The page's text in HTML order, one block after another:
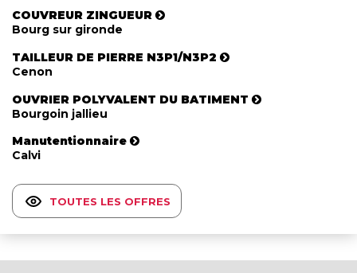
COUVREUR ZINGUEUR
Bourg sur gironde
TAILLEUR DE PIERRE N3P1/N3P2
Cenon
OUVRIER POLYVALENT DU BATIMENT
Bourgoin jallieu
Manutentionnaire
Calvi
TOUTES LES OFFRES